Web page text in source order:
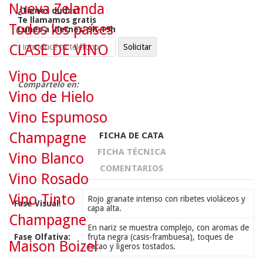
¿Tienes dudas?
Te llamamos gratis
Lunes a Viernes: 9h-19h
Compártelo en:
FICHA DE CATA
FICHA TÉCNICA
COMENTARIOS
Fase Visual:
Rojo granate intenso con ribetes violáceos y
capa alta.
Fase Olfativa:
En nariz se muestra complejo, con aromas de
fruta negra (casis-frambuesa), toques de
cacao y ligeros tostados.
Nueva Zelanda
Todos los países
CLASE DE VINO
Vino Dulce
Vino de Hielo
Vino Espumoso
Champagne
Vino Blanco
Vino Rosado
Vino Tinto
Champagne
Maison Boizel